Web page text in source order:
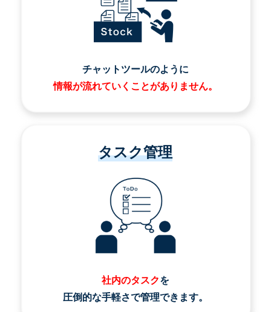
チャットツールのように
情報が流れていくことがありません。
タスク管理
社内のタスクを
圧倒的な手軽さで管理できます。